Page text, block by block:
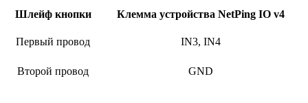
Шлейф кнопки Клемма устройства NetPing IO v4
Первый провод IN3, IN4
Второй провод GND